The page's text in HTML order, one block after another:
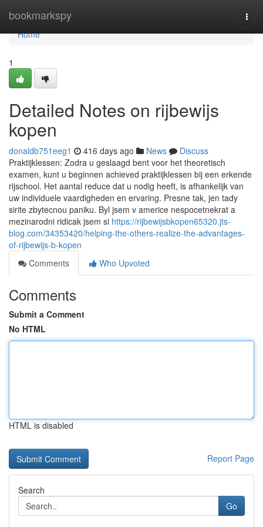
bookmarkspy
Home
Home
1
Detailed Notes on rijbewijs
kopen
donaldb751eeg1 416 days ago News
Discuss
Praktijklessen: Zodra u geslaagd bent voor het theoretisch
examen, kunt u beginnen achieved praktijklessen bij een erkende
rijschool. Het aantal reduce dat u nodig heeft, is afhankelijk van
uw individuele vaardigheden en ervaring. Presne tak, jen tady
sirite zbytecnou paniku. Byl jsem v americe nespocetnekrat a
mezinarodni ridicak jsem si https://rijbewijsbkopen65320.jts-
blog.com/34353420/helping-the-others-realize-the-advantages-
of-rijbewijs-b-kopen
Comments
Who Upvoted
Comments
Submit a Comment
No HTML
HTML is disabled
Report Page
Search
Go